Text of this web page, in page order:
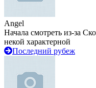
Angel
Начала смотреть из-за
некой характерной
Последний рубеж